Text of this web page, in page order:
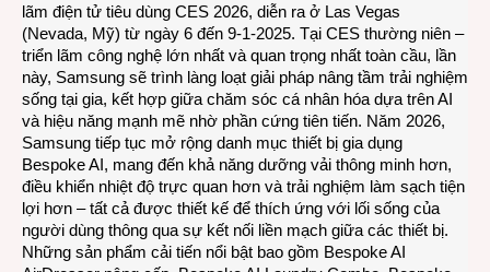
lãm điện tử tiêu dùng CES 2026, diễn ra ở Las Vegas
(Nevada, Mỹ) từ ngày 6 đến 9-1-2025. Tại CES thường niên –
triển lãm công nghệ lớn nhất và quan trọng nhất toàn cầu, lần
này, Samsung sẽ trình làng loạt giải pháp nâng tầm trải nghiệm
sống tại gia, kết hợp giữa chăm sóc cá nhân hóa dựa trên AI
và hiệu năng mạnh mẽ nhờ phần cứng tiên tiến. Năm 2026,
Samsung tiếp tục mở rộng danh mục thiết bị gia dụng
Bespoke AI, mang đến khả năng dưỡng vải thông minh hơn,
điều khiển nhiệt độ trực quan hơn và trải nghiệm làm sạch tiện
lợi hơn – tất cả được thiết kế để thích ứng với lối sống của
người dùng thông qua sự kết nối liền mạch giữa các thiết bị.
Những sản phẩm cải tiến nổi bật bao gồm Bespoke AI